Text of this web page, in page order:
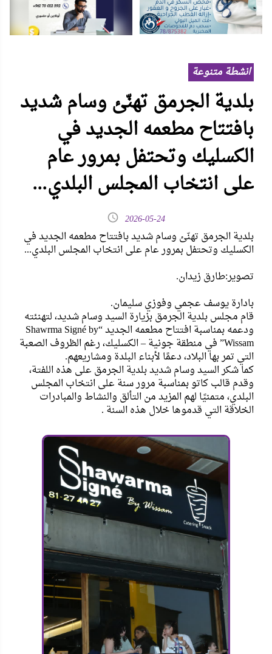
انشطة متنوعة
بلدية الجرمق تهنّئ وسام شديد
بافتتاح مطعمه الجديد في
الكسليك وتحتفل بمرور عام
على انتخاب المجلس البلدي...
2026-05-24
بلدية الجرمق تهنّئ وسام شديد بافتتاح مطعمه الجديد في
الكسليك وتحتفل بمرور عام على انتخاب المجلس البلدي...
تصوير:طارق زيدان.
بادارة يوسف عجمي وفوزي سليمان.
قام مجلس بلدية الجرمق بزيارة السيد وسام شديد، لتهنئته
ودعمه بمناسبة افتتاح مطعمه الجديد “Shawrma Signé by
Wissam” في منطقة جونية – الكسليك، رغم الظروف الصعبة
التي تمر بها البلاد، دعمًا لأبناء البلدة ومشاريعهم.
كما شكر السيد وسام شديد بلدية الجرمق على هذه اللفتة،
وقدم قالب كاتو بمناسبة مرور سنة على انتخاب المجلس
البلدي، متمنيًا لهم المزيد من التألق والنشاط والمبادرات
الخلاقة التي قدموها خلال هذه السنة .